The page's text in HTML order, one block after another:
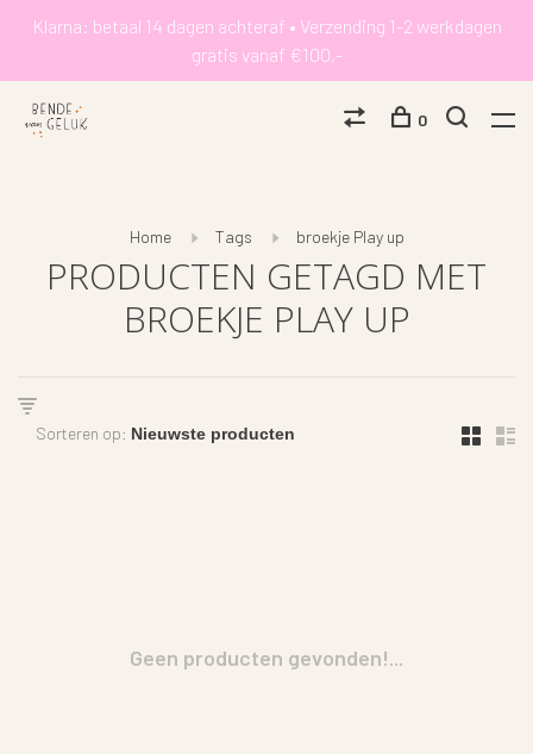
Klarna: betaal 14 dagen achteraf • Verzending 1-2 werkdagen
gratis vanaf €100,-
0
Home Tags broekje Play up
PRODUCTEN GETAGD MET
BROEKJE PLAY UP
Sorteren op:
Geen producten gevonden!...